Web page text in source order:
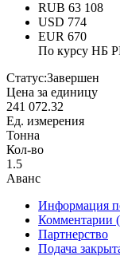
RUB 63 108
USD 774
EUR 670
По курсу НБ
Статус:Завершен
Цена за единицу
241 072.32
Ед. измерения
Тонна
Кол-во
1.5
Аванс
Информация
Комментарии
Партнерство
Подача